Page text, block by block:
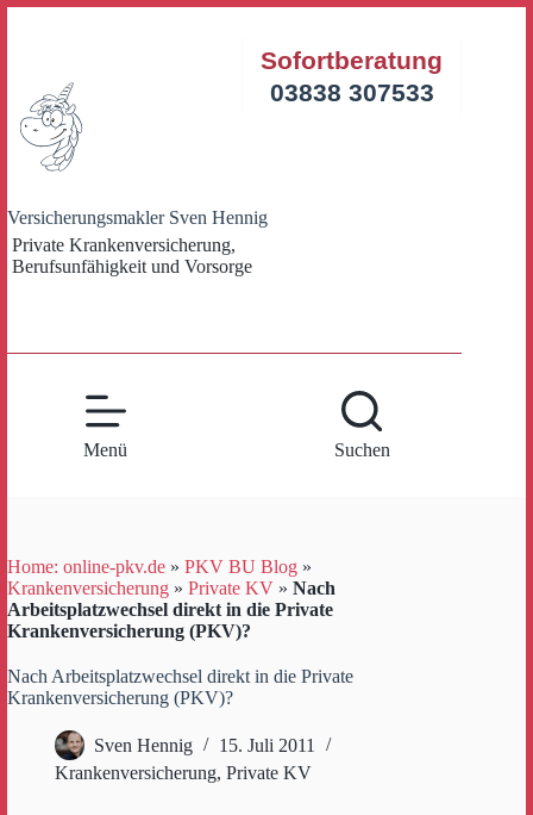
Versicherungsmakler Sven Hennig
Private Krankenversicherung,
Berufsunfähigkeit und Vorsorge
Sofortberatung
03838 307533
Menü Suchen
Home: online-pkv.de » PKV BU Blog »
Krankenversicherung » Private KV » Nach
Arbeitsplatzwechsel direkt in die Private
Krankenversicherung (PKV)?
Nach Arbeitsplatzwechsel direkt in die Private
Krankenversicherung (PKV)?
Sven Hennig
15. Juli 2011
Krankenversicherung, Private KV